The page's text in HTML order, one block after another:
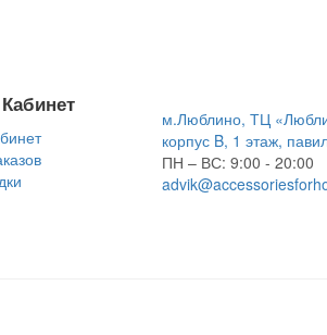
м.Люблино, ТЦ
корпус B, 1 этаж,
ПН – ВС: 9:00 - 20:00